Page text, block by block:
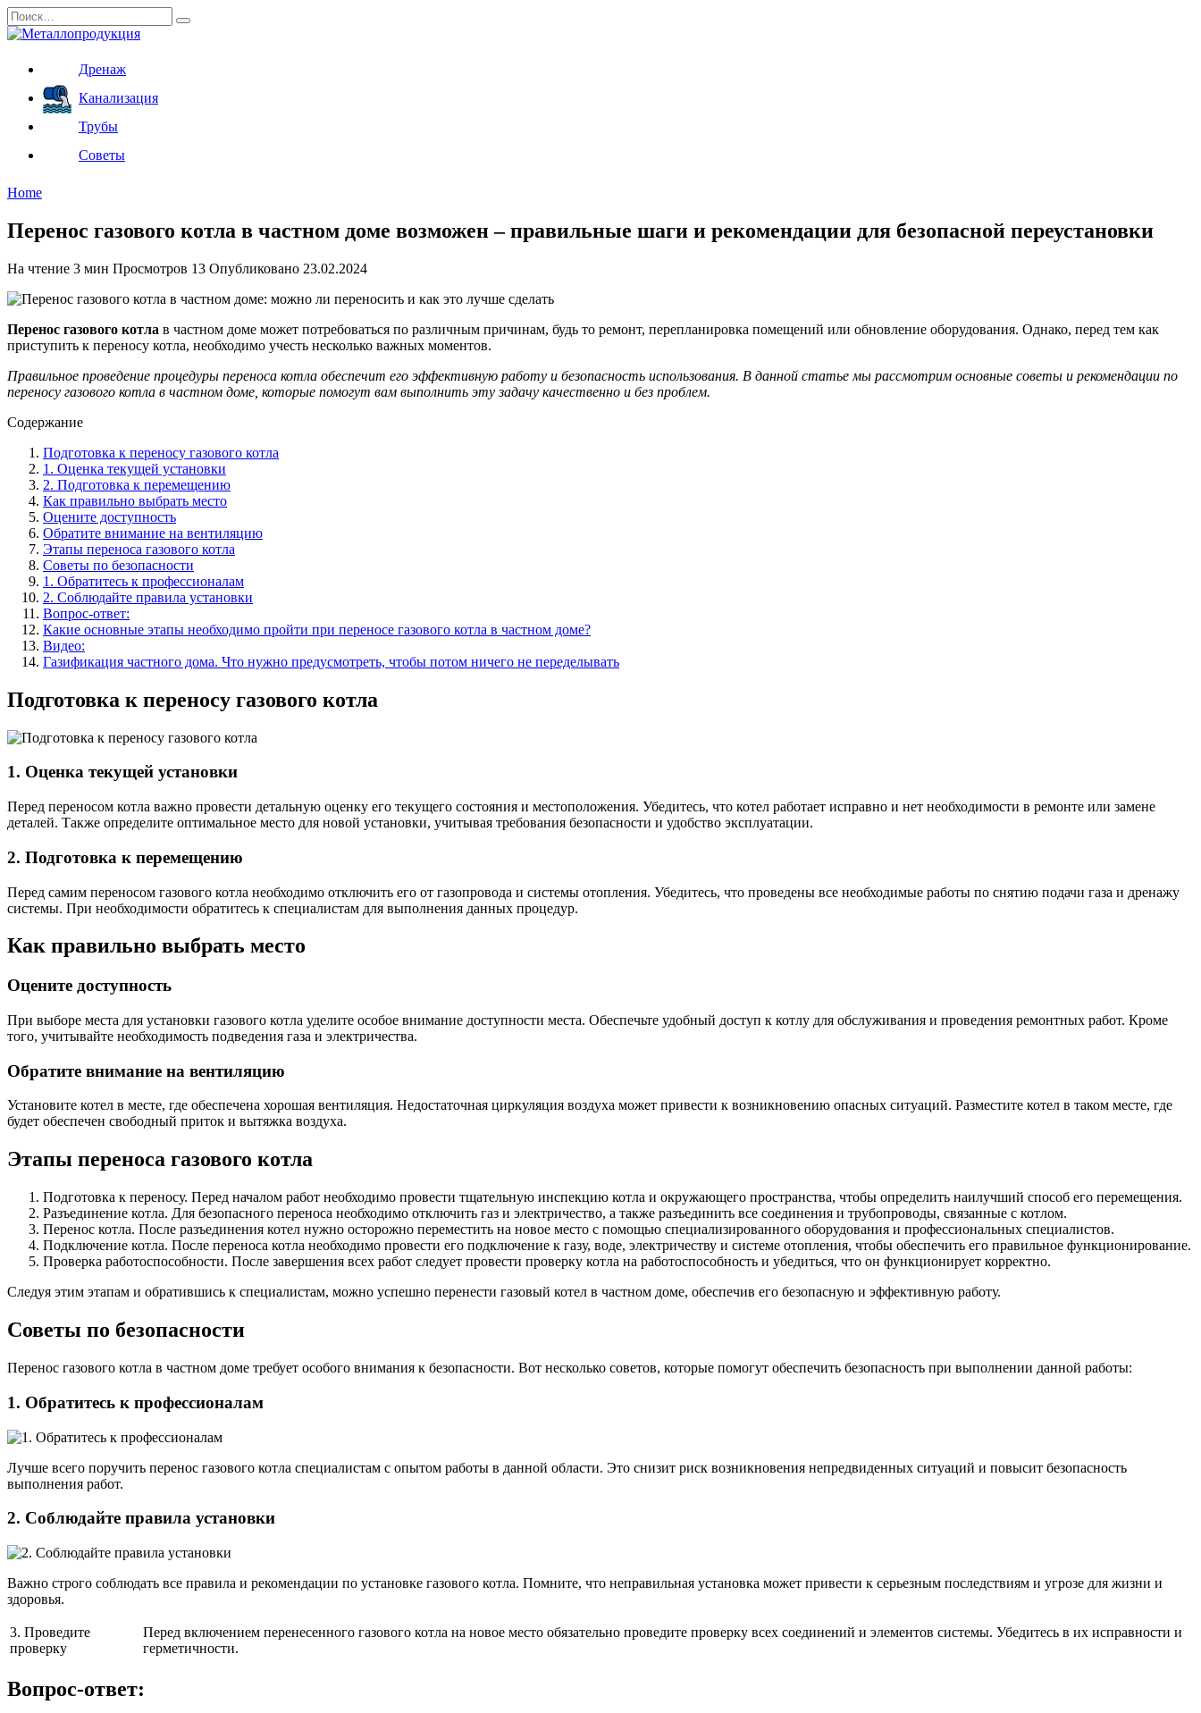
Перейти
к
содержанию
Search
for:
Дренаж
Канализация
Трубы
Советы
Home
Перенос газового котла в частном доме возможен – правильные шаги и рекомендации для безопасной переустановки
На чтение 3 мин Просмотров 13 Опубликовано 23.02.2024
Перенос газового котла в частном доме может потребоваться по различным причинам, будь то ремонт, перепланировка помещений или обновление оборудования. Однако, перед тем как
приступить к переносу котла, необходимо учесть несколько важных моментов.
Правильное проведение процедуры переноса котла обеспечит его эффективную работу и безопасность использования. В данной статье мы рассмотрим основные советы и рекомендации по
переносу газового котла в частном доме, которые помогут вам выполнить эту задачу качественно и без проблем.
Содержание
Подготовка к переносу газового котла
1. Оценка текущей установки
2. Подготовка к перемещению
Как правильно выбрать место
Оцените доступность
Обратите внимание на вентиляцию
Этапы переноса газового котла
Советы по безопасности
1. Обратитесь к профессионалам
2. Соблюдайте правила установки
Вопрос-ответ:
Какие основные этапы необходимо пройти при переносе газового котла в частном доме?
Видео:
Газификация частного дома. Что нужно предусмотреть, чтобы потом ничего не переделывать
Подготовка к переносу газового котла
1. Оценка текущей установки
Перед переносом котла важно провести детальную оценку его текущего состояния и местоположения. Убедитесь, что котел работает исправно и нет необходимости в ремонте или замене
деталей. Также определите оптимальное место для новой установки, учитывая требования безопасности и удобство эксплуатации.
2. Подготовка к перемещению
Перед самим переносом газового котла необходимо отключить его от газопровода и системы отопления. Убедитесь, что проведены все необходимые работы по снятию подачи газа и дренажу
системы. При необходимости обратитесь к специалистам для выполнения данных процедур.
Как правильно выбрать место
Оцените доступность
При выборе места для установки газового котла уделите особое внимание доступности места. Обеспечьте удобный доступ к котлу для обслуживания и проведения ремонтных работ. Кроме
того, учитывайте необходимость подведения газа и электричества.
Обратите внимание на вентиляцию
Установите котел в месте, где обеспечена хорошая вентиляция. Недостаточная циркуляция воздуха может привести к возникновению опасных ситуаций. Разместите котел в таком месте, где
будет обеспечен свободный приток и вытяжка воздуха.
Этапы переноса газового котла
Подготовка к переносу. Перед началом работ необходимо провести тщательную инспекцию котла и окружающего пространства, чтобы определить наилучший способ его перемещения.
Разъединение котла. Для безопасного переноса необходимо отключить газ и электричество, а также разъединить все соединения и трубопроводы, связанные с котлом.
Перенос котла. После разъединения котел нужно осторожно переместить на новое место с помощью специализированного оборудования и профессиональных специалистов.
Подключение котла. После переноса котла необходимо провести его подключение к газу, воде, электричеству и системе отопления, чтобы обеспечить его правильное функционирование.
Проверка работоспособности. После завершения всех работ следует провести проверку котла на работоспособность и убедиться, что он функционирует корректно.
Следуя этим этапам и обратившись к специалистам, можно успешно перенести газовый котел в частном доме, обеспечив его безопасную и эффективную работу.
Советы по безопасности
Перенос газового котла в частном доме требует особого внимания к безопасности. Вот несколько советов, которые помогут обеспечить безопасность при выполнении данной работы:
1. Обратитесь к профессионалам
Лучше всего поручить перенос газового котла специалистам с опытом работы в данной области. Это снизит риск возникновения непредвиденных ситуаций и повысит безопасность
выполнения работ.
2. Соблюдайте правила установки
Важно строго соблюдать все правила и рекомендации по установке газового котла. Помните, что неправильная установка может привести к серьезным последствиям и угрозе для жизни и
здоровья.
3. Проведите
проверку
Перед включением перенесенного газового котла на новое место обязательно проведите проверку всех соединений и элементов системы. Убедитесь в их исправности и
герметичности.
Вопрос-ответ: